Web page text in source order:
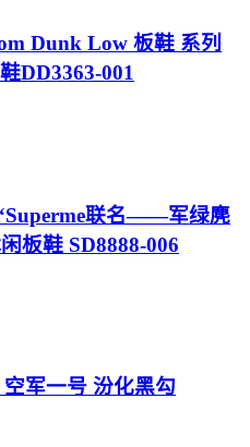
Dunk Low 板鞋 系列
DD3363-001
联名——军绿麂
板鞋 SD8888-006
军一号 汾化黑勾